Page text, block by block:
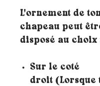
L'ornement de
chapeau peut
disposé au choix
Sur le coté
droit (Lorsque